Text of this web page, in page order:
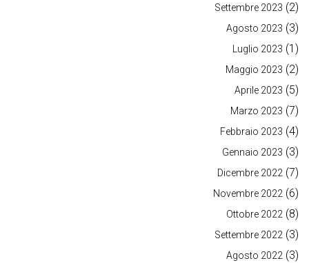
Settembre 2023 (2)
Agosto 2023 (3)
Luglio 2023 (1)
Maggio 2023 (2)
Aprile 2023 (5)
Marzo 2023 (7)
Febbraio 2023 (4)
Gennaio 2023 (3)
Dicembre 2022 (7)
Novembre 2022 (6)
Ottobre 2022 (8)
Settembre 2022 (3)
Agosto 2022 (3)